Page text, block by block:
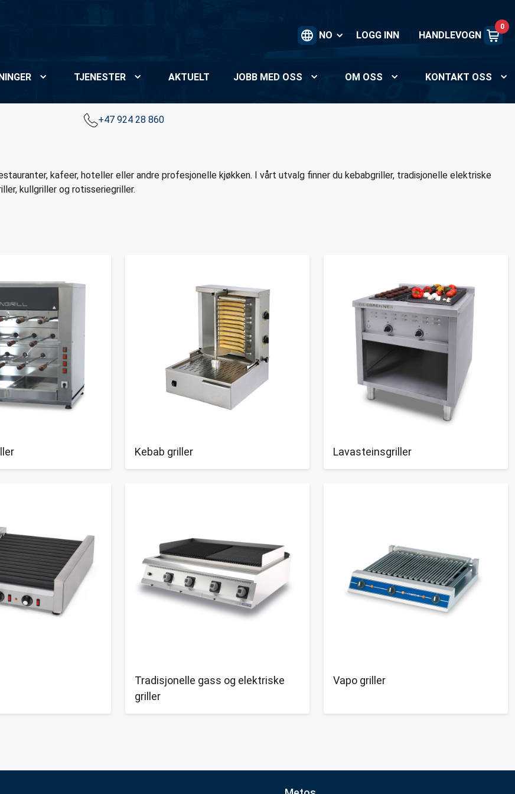
NO LOGG INN HANDLEVOGN
0
TJENESTER AKTUELT JOBB MED OSS OM OSS KONTAKT OSS
+47 924 28 860
kafeer, hoteller eller andre profesjonelle kjøkken. I vårt utvalg finner du kebabgriller, tradisjonelle elektriske
kullgriller og rotisseriegriller.
Kebab griller Lavasteinsgriller
Tradisjonelle gass og elektriske
griller
Vapo griller